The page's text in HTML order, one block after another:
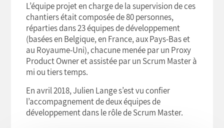
L’équipe projet en charge de la supervision de ces
chantiers était composée de 80 personnes,
réparties dans 23 équipes de développement
(basées en Belgique, en France, aux Pays-Bas et
au Royaume-Uni), chacune menée par un Proxy
Product Owner et assistée par un Scrum Master à
mi ou tiers temps.
En avril 2018, Julien Lange s’est vu confier
l’accompagnement de deux équipes de
développement dans le rôle de Scrum Master.